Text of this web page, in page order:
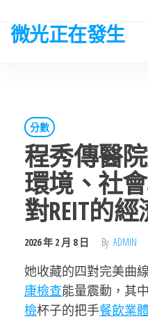
微光正在發生
分數
程秀傳醫
環境、社
對REIT的
2026 年 2 月 8 日 By ADMIN
她收藏的四對完美曲
康檢查能量震動，其
檢杯子的把手餐飲業